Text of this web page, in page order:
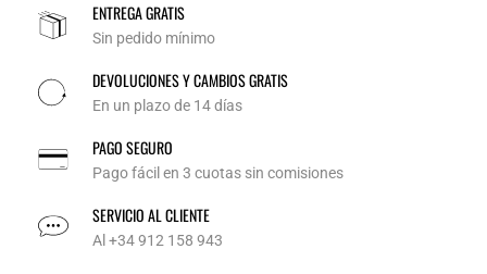
ENTREGA GRATIS
Sin pedido mínimo
DEVOLUCIONES Y CAMBIOS GRATIS
En un plazo de 14 días
PAGO SEGURO
Pago fácil en 3 cuotas sin comisiones
SERVICIO AL CLIENTE
Al +34 912 158 943